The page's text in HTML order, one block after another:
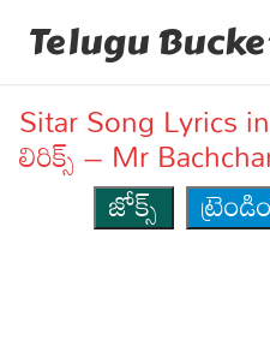
Telugu
Sitar Song Lyrics
లిరిక్స్ – Mr
జోక్స్